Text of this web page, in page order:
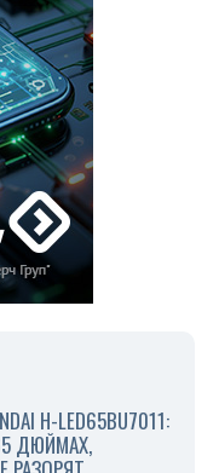
H-LED65BU7011:
ДЮЙМАХ,